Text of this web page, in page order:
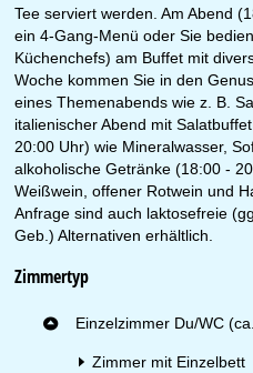
Tee serviert werden. Am Abend
ein 4-Gang-Menü oder Sie
Küchenchefs) am Buffet mit
Woche kommen Sie in den
eines Themenabends wie z. B.
italienischer Abend mit
20:00 Uhr) wie Mineralwasser,
alkoholische Getränke (18:00 -
Weißwein, offener Rotwein und
Anfrage sind auch laktosefreie
Geb.) Alternativen erhältlich.
Zimmertyp
Einzelzimmer Du/WC
Zimmer mit Einzelbett